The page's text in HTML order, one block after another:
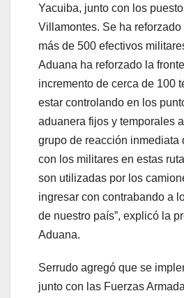
Yacuiba, junto con los
Villamontes. Se ha reforzado
más de 500 efectivos
Aduana ha reforzado la
incremento de cerca de 100
estar controlando en los
aduanera fijos y temporales
grupo de reacción inmediata
con los militares en estas
son utilizadas por los
ingresar con contrabando a
de nuestro país”, explicó la
Aduana.
Serrudo agregó que se
junto con las Fuerzas